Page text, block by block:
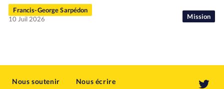
Mission
Francis-George Sarpédon
10 Juil 2026
Nous soutenir Nous écrire